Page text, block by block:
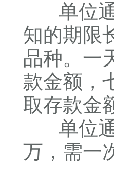
单位通
知的期限
品种。一
款金额，
取存款金
单位通
万，需一